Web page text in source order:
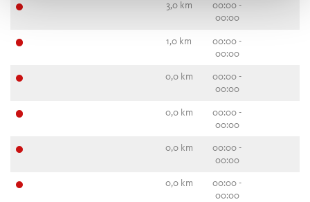
3,0 km
00:00 -
00:00
1,0 km
00:00 -
00:00
0,0 km
00:00 -
00:00
0,0 km
00:00 -
00:00
0,0 km
00:00 -
00:00
0,0 km
00:00 -
00:00